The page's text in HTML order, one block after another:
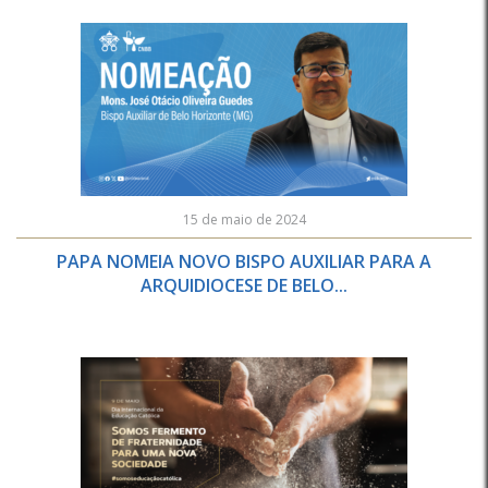
15 de maio de 2024
PAPA NOMEIA NOVO BISPO AUXILIAR PARA A
ARQUIDIOCESE DE BELO...